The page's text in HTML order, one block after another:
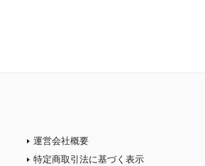
運営会社概要
特定商取引法に基づく表示